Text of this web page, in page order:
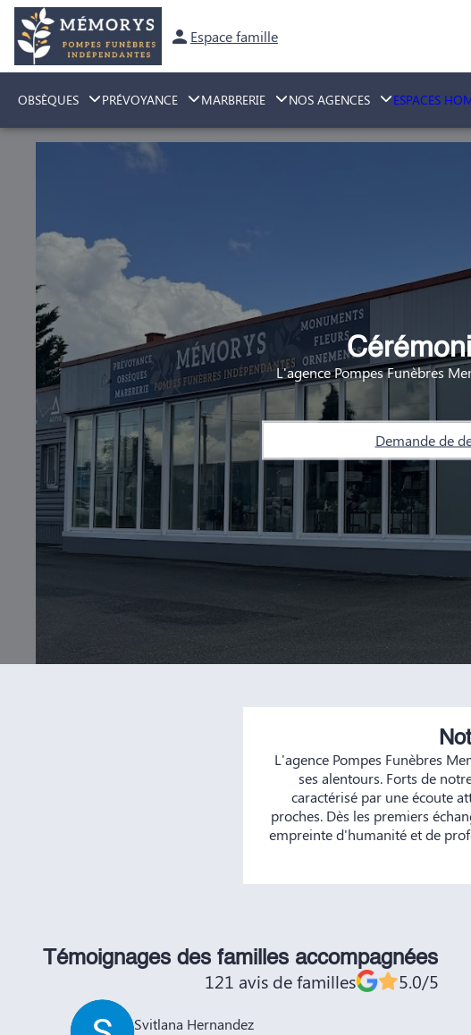
Espace famille
OBSÈQUES PRÉVOYANCE MARBRERIE NOS AGENCES ESPACES
L'agence Pompes Funèbres
Demande de
L'agence Pompes Funèbres
ses alentours. Forts de
caractérisé par une écoute
proches. Dès les premiers
empreinte d'humanité et de
Témoignages des familles accompagnées
121 avis de familles 5.0/5
Svitlana Hernandez